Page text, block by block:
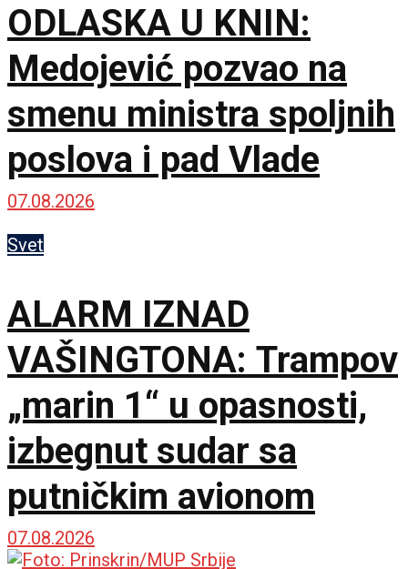
ODLASKA U KNIN:
Medojević pozvao na
smenu ministra spoljnih
poslova i pad Vlade
07.08.2026
Svet
ALARM IZNAD
VAŠINGTONA: Trampov
„marin 1“ u opasnosti,
izbegnut sudar sa
putničkim avionom
07.08.2026